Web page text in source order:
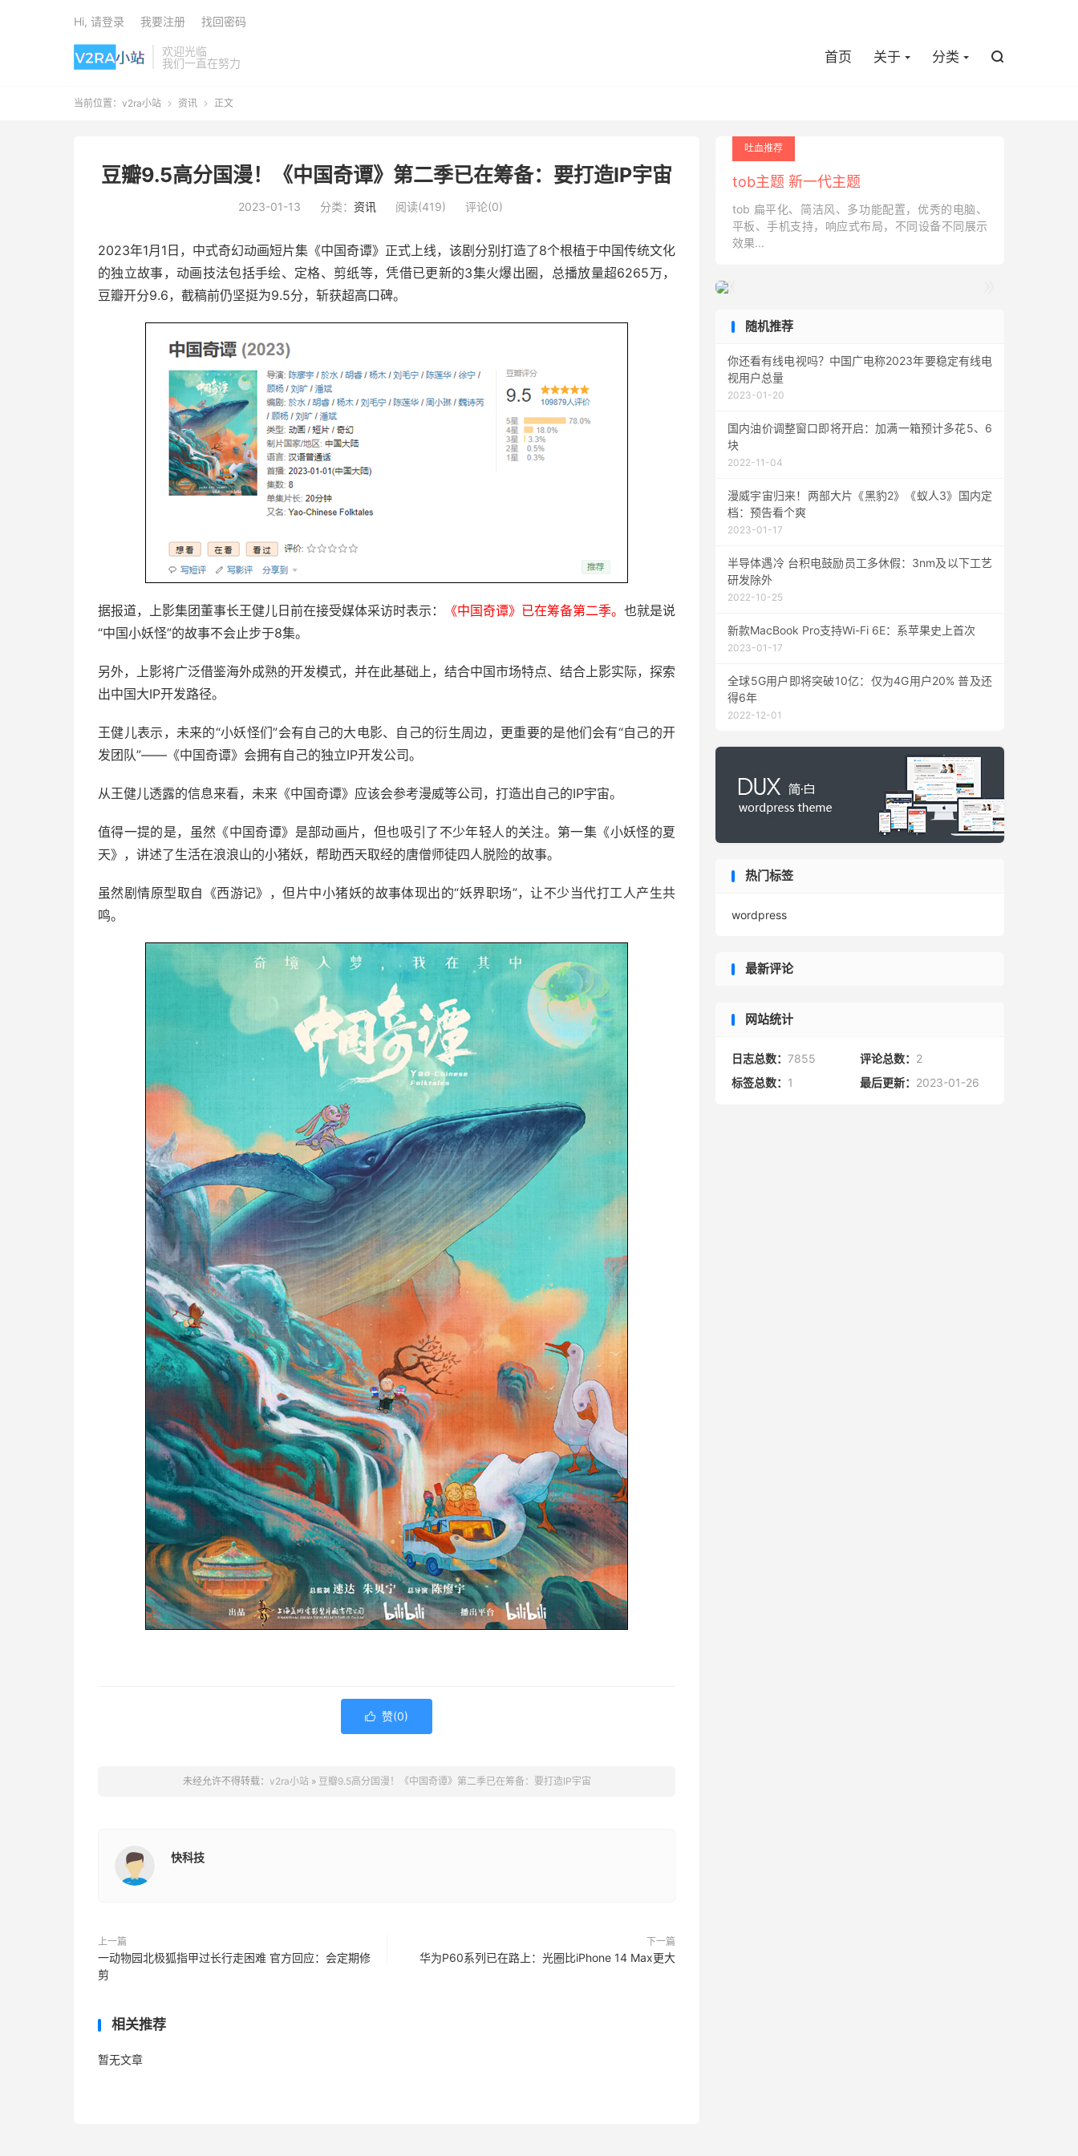
欢迎光临
我们一直在努力
首页 关于 分类 
Hi, 请登录 我要注册 找回密码
当前位置： v2ra小站  资讯  正文
豆瓣9.5高分国漫！《中国奇谭》第二季已在筹备：要打造IP宇宙
2023-01-13 分类： 资讯 阅读(419) 评论(0)
2023年1月1日，中式奇幻动画短片集《中国奇谭》正式上线，该剧分别打造了8个根植于中国传统文化
的独立故事，动画技法包括手绘、定格、剪纸等，凭借已更新的3集火爆出圈，总播放量超6265万，
豆瓣开分9.6，截稿前仍坚挺为9.5分，斩获超高口碑。
据报道，上影集团董事长王健儿日前在接受媒体采访时表示： 《中国奇谭》已在筹备第二季。 也就是说
“中国小妖怪”的故事不会止步于8集。
另外，上影将广泛借鉴海外成熟的开发模式，并在此基础上，结合中国市场特点、结合上影实际，探索
出中国大IP开发路径。
王健儿表示，未来的“小妖怪们”会有自己的大电影、自己的衍生周边，更重要的是他们会有“自己的开
发团队”——《中国奇谭》会拥有自己的独立IP开发公司。
从王健儿透露的信息来看，未来《中国奇谭》应该会参考漫威等公司，打造出自己的IP宇宙。
值得一提的是，虽然《中国奇谭》是部动画片，但也吸引了不少年轻人的关注。第一集《小妖怪的夏
天》，讲述了生活在浪浪山的小猪妖，帮助西天取经的唐僧师徒四人脱险的故事。
虽然剧情原型取自《西游记》，但片中小猪妖的故事体现出的“妖界职场”，让不少当代打工人产生共
鸣。
 赞(0)
未经允许不得转载： v2ra小站» 豆瓣9.5高分国漫！《中国奇谭》第二季已在筹备：要打造IP宇宙
快科技
上一篇
一动物园北极狐指甲过长行走困难 官方回应：会定期修
剪
下一篇
华为P60系列已在路上：光圈比iPhone 14 Max更大
相关推荐
暂无文章
吐血推荐
tob主题 新一代主题
tob 扁平化、简洁风、多功能配置，优秀的电脑、
平板、手机支持，响应式布局，不同设备不同展示
效果...

随机推荐
你还看有线电视吗？中国广电称2023年要稳定有线电
视用户总量
2023-01-20
国内油价调整窗口即将开启：加满一箱预计多花5、6
块
2022-11-04
漫威宇宙归来！两部大片《黑豹2》《蚁人3》国内定
档：预告看个爽
2023-01-17
半导体遇冷 台积电鼓励员工多休假：3nm及以下工艺
研发除外
2022-10-25
新款MacBook Pro支持Wi-Fi 6E：系苹果史上首次
2023-01-17
全球5G用户即将突破10亿：仅为4G用户20% 普及还
得6年
2022-12-01
热门标签
wordpress
最新评论
网站统计
日志总数： 7855 评论总数： 2
标签总数： 1 最后更新： 2023-01-26